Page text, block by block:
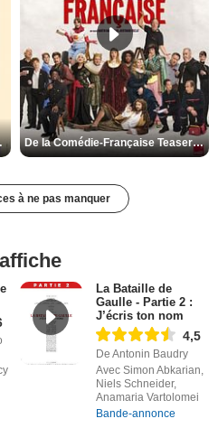
VF De la Comédie-Française Teaser VF
à ne pas manquer
La Bataille de
Gaulle - Partie 2 :
J’écris ton nom
4,5
De Antonin Baudry
Avec Simon Abkarian,
Niels Schneider,
Anamaria Vartolomei
Bande-annonce